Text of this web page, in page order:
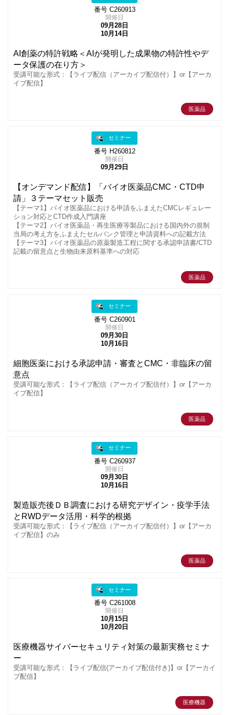
番号 C260913
開催日
09月28日
10月14日
AI創薬の特許戦略＜AIが発明した成果物の特許性やデ
ータ保護の在り方＞
受講可能な形式：【ライブ配信（アーカイブ配信付）】or【アーカ
イブ配信】
医薬品
セミナー
番号 H260812
開催日
09月29日
【オンデマンド配信】「バイオ医薬品CMC・CTD申
請」３テーマセット販売
【テーマ1】バイオ医薬品における申請をふまえたCMCレギュレー
ション対応とCTD作成入門講座
【テーマ2】バイオ医薬品・再生医療等製品における国内外の規制
当局の考え方をふまえたセルバンク管理と申請資料への記載方法
【テーマ3】バイオ医薬品の原薬製造工程に関する承認申請書/CTD
記載の留意点と生物由来原料基準への対応
医薬品
セミナー
番号 C260901
開催日
09月30日
10月16日
細胞医薬における承認申請・審査とCMC・非臨床の留
意点
受講可能な形式：【ライブ配信（アーカイブ配信付）】or【アーカ
イブ配信】
医薬品
セミナー
番号 C260937
開催日
09月30日
10月16日
製造販売後ＤＢ調査における研究デザイン・疫学手法
とRWDデータ活用・科学的根拠
受講可能な形式：【ライブ配信（アーカイブ配信付）】or【アーカ
イブ配信】のみ
医薬品
セミナー
番号 C261008
開催日
10月15日
10月20日
医療機器サイバーセキュリティ対策の最新実務セミナ
ー
受講可能な形式：【ライブ配信(アーカイブ配信付き)】or【アーカイ
ブ配信】
医療機器